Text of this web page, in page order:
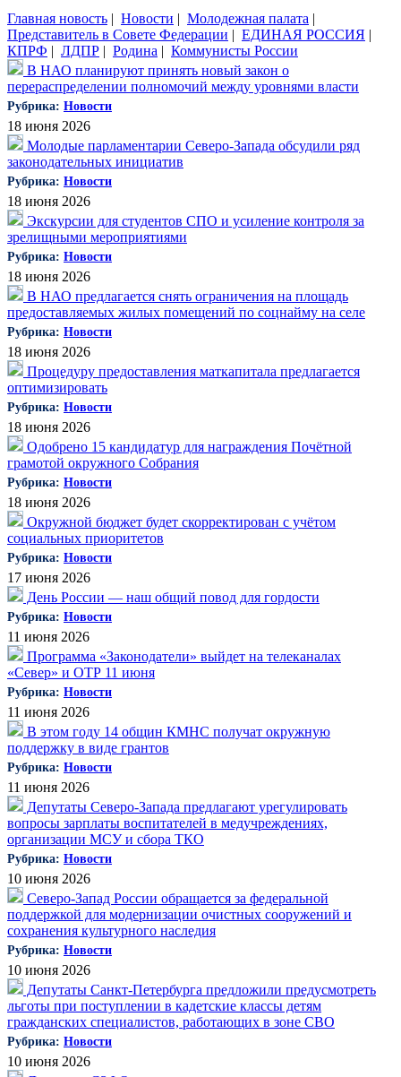
Главная новость | Новости | Молодежная палата |
Представитель в Совете Федерации | ЕДИНАЯ РОССИЯ |
КПРФ | ЛДПР | Родина | Коммунисты России
В НАО планируют принять новый закон о
перераспределении полномочий между уровнями власти
Рубрика: Новости
18 июня 2026
Молодые парламентарии Северо-Запада обсудили ряд
законодательных инициатив
Рубрика: Новости
18 июня 2026
Экскурсии для студентов СПО и усиление контроля за
зрелищными мероприятиями
Рубрика: Новости
18 июня 2026
В НАО предлагается снять ограничения на площадь
предоставляемых жилых помещений по соцнайму на селе
Рубрика: Новости
18 июня 2026
Процедуру предоставления маткапитала предлагается
оптимизировать
Рубрика: Новости
18 июня 2026
Одобрено 15 кандидатур для награждения Почётной
грамотой окружного Собрания
Рубрика: Новости
18 июня 2026
Окружной бюджет будет скорректирован с учётом
социальных приоритетов
Рубрика: Новости
17 июня 2026
День России — наш общий повод для гордости
Рубрика: Новости
11 июня 2026
Программа «Законодатели» выйдет на телеканалах
«Север» и ОТР 11 июня
Рубрика: Новости
11 июня 2026
В этом году 14 общин КМНС получат окружную
поддержку в виде грантов
Рубрика: Новости
11 июня 2026
Депутаты Северо-Запада предлагают урегулировать
вопросы зарплаты воспитателей в медучреждениях,
организации МСУ и сбора ТКО
Рубрика: Новости
10 июня 2026
Северо-Запад России обращается за федеральной
поддержкой для модернизации очистных сооружений и
сохранения культурного наследия
Рубрика: Новости
10 июня 2026
Депутаты Санкт-Петербурга предложили предусмотреть
льготы при поступлении в кадетские классы детям
гражданских специалистов, работающих в зоне СВО
Рубрика: Новости
10 июня 2026